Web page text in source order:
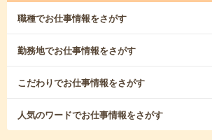
職種でお仕事情報をさがす
勤務地でお仕事情報をさがす
こだわりでお仕事情報をさがす
人気のワードでお仕事情報をさがす